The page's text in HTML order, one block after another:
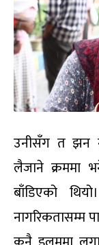
उनीसँग त झन
लैजाने क्रममा
बाँडिएको
नागरिकतासम्म